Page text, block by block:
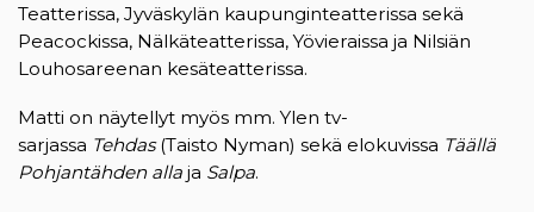
Teatterissa, Jyväskylän kaupunginteatterissa sekä
Peacockissa, Nälkäteatterissa, Yövieraissa ja Nilsiän
Louhosareenan kesäteatterissa.
Matti on näytellyt myös mm. Ylen tv-
sarjassa Tehdas(Taisto Nyman) sekä elokuvissa Täällä
Pohjantähden alla ja Salpa.